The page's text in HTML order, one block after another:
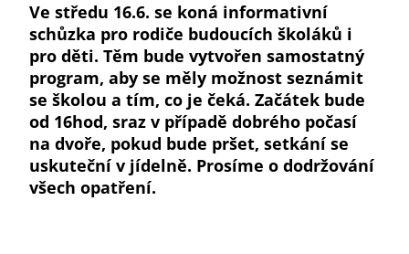
Ve středu 16.6. se koná informativní
schůzka pro rodiče budoucích školáků i
pro děti. Těm bude vytvořen samostatný
program, aby se měly možnost seznámit
se školou a tím, co je čeká. Začátek bude
od 16hod, sraz v případě dobrého počasí
na dvoře, pokud bude pršet, setkání se
uskuteční v jídelně. Prosíme o dodržování
všech opatření.